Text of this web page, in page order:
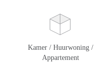
Kamer / Huurwoning /
Appartement